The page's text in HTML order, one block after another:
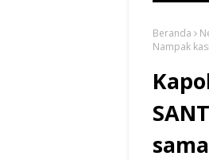
Beranda
Nampak